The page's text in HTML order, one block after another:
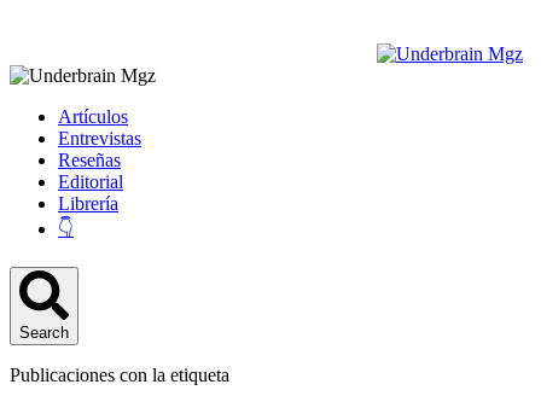
Artículos
Entrevistas
Reseñas
Editorial
Librería
👇
Search
Publicaciones con la etiqueta